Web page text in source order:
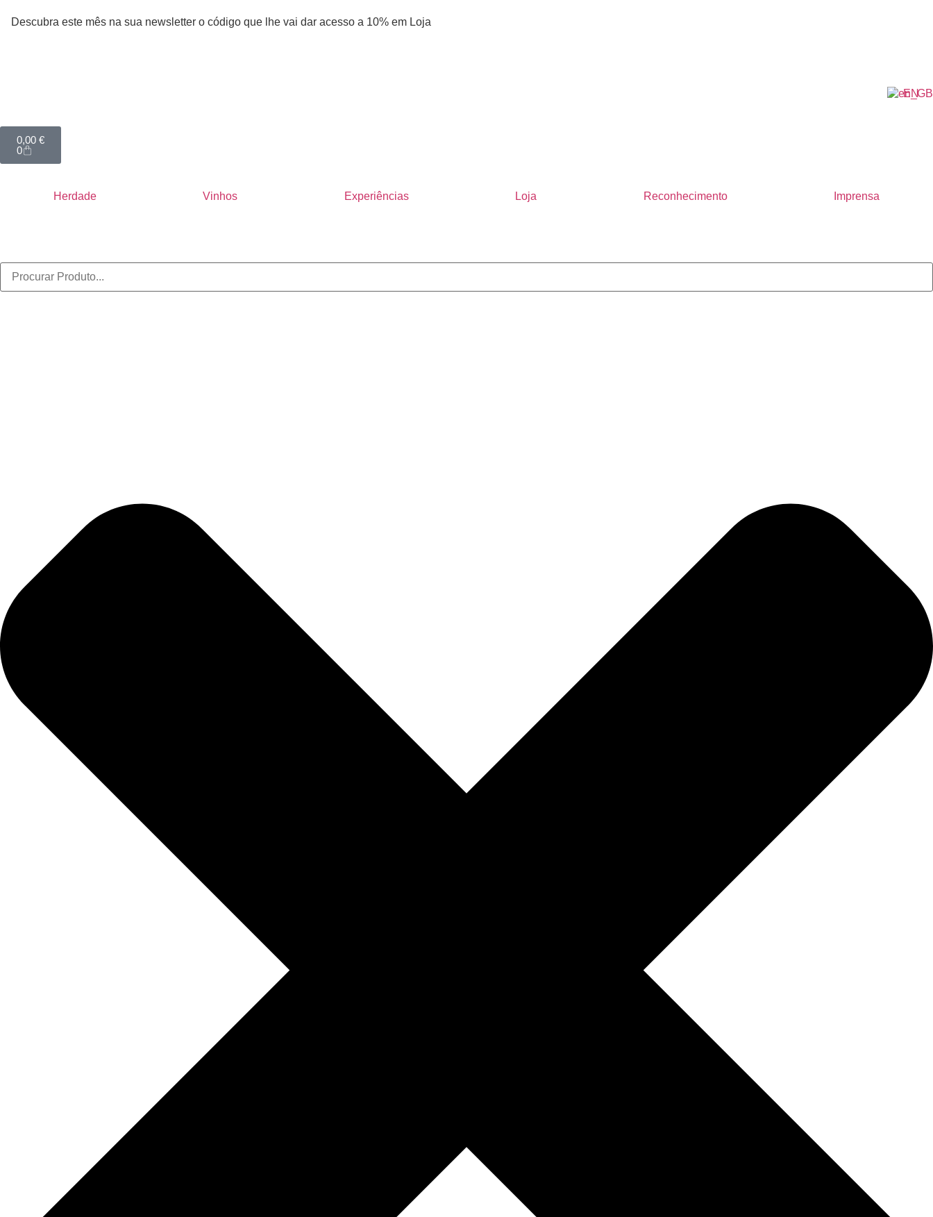
Descubra este mês na sua newsletter o código que lhe vai dar acesso a 10% em Loja
EN
0,00 €
0
Herdade Vinhos Experiências Loja Reconhecimento Imprensa